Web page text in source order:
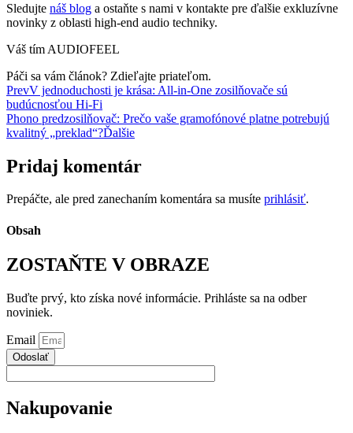
Sledujte náš blog a ostaňte s nami v kontakte pre ďalšie exkluzívne
novinky z oblasti high-end audio techniky.
Váš tím AUDIOFEEL
Páči sa vám článok? Zdieľajte priateľom.
PrevV jednoduchosti je krása: All-in-One zosilňovače sú
budúcnosťou Hi-Fi
Phono predzosilňovač: Prečo vaše gramofónové platne potrebujú
kvalitný „preklad“?Ďalšie
Pridaj komentár
Prepáčte, ale pred zanechaním komentára sa musíte prihlásiť.
Obsah
ZOSTAŇTE V OBRAZE
Buďte prvý, kto získa nové informácie. Prihláste sa na odber
noviniek.
Email
Odoslať
Nakupovanie